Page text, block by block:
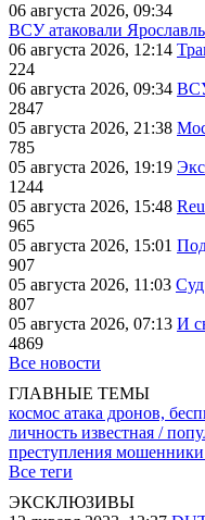
06 августа 2026, 09:34
ВСУ атаковали
06 августа 2026, 12:14
224
06 августа 2026, 09:34
2847
05 августа 2026, 21:38
785
05 августа 2026, 19:19
1244
05 августа 2026, 15:48
965
05 августа 2026, 15:01
907
05 августа 2026, 11:03
807
05 августа 2026, 07:13 И
4869
Все новости
ГЛАВНЫЕ ТЕМЫ
космос атака дронов,
личность известная /
преступления мошенники
Все теги
ЭКСКЛЮЗИВЫ